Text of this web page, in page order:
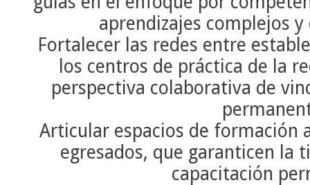
aprendizajes complejos
Fortalecer las redes entre
los centros de práctica de la
perspectiva colaborativa de
Articular espacios de formación
egresados, que garanticen la
capacitación